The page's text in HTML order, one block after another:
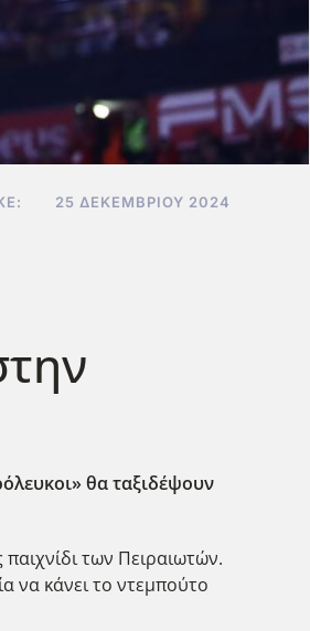
25 ΔΕΚΕΜΒΡΊΟΥ 2024
θα ταξιδέψουν
των Πειραιωτών.
να κάνει το ντεμπούτο